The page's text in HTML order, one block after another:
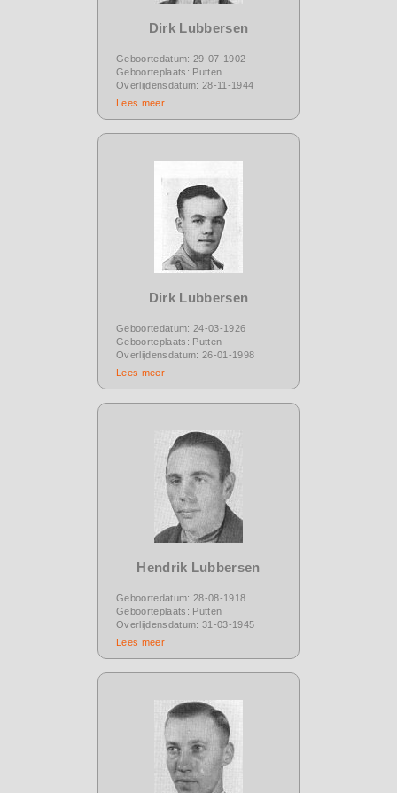
Dirk Lubbersen
Geboortedatum: 29-07-1902
Geboorteplaats: Putten
Overlijdensdatum: 28-11-1944
Lees meer
Dirk Lubbersen
Geboortedatum: 24-03-1926
Geboorteplaats: Putten
Overlijdensdatum: 26-01-1998
Lees meer
Hendrik Lubbersen
Geboortedatum: 28-08-1918
Geboorteplaats: Putten
Overlijdensdatum: 31-03-1945
Lees meer